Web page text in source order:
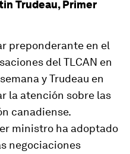
Trudeau, Primer
preponderante en el
del TLCAN en
y Trudeau en
la atención sobre las
canadiense.
ministro ha adoptado
negociaciones